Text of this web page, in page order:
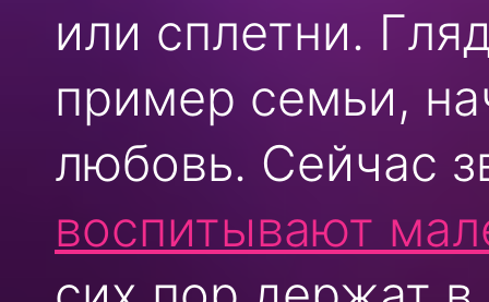
или сплетни.
пример семьи,
любовь. Сейчас
воспитывают